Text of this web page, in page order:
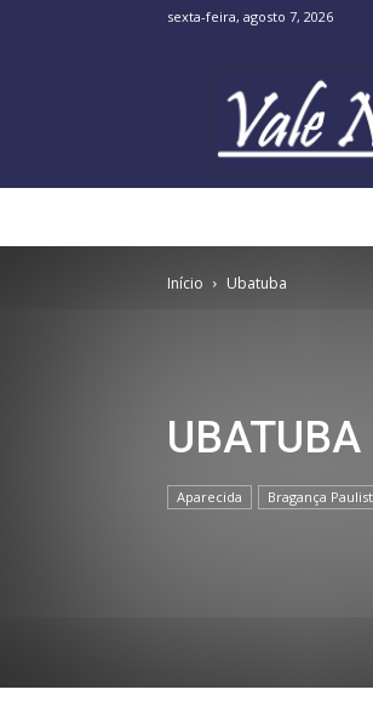
sexta-feira, agosto 7, 2026
Início Ubatuba
UBATUBA
Aparecida Bragança